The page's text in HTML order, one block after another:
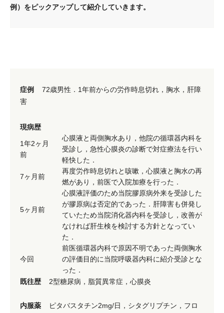
例）をピックアップして紹介していきます。
症例 72歳男性．1年前からの労作時息切れ，胸水，肝障
害
現病歴
1年2ヶ月
前
心膜液と両側胸水あり，他院の循環器内科を
受診し，急性心膜炎の診断で対症療法を行い
軽快した．
7ヶ月前
再度労作時息切れと咳嗽，心膜液と胸水の再
燃があり，前医で入院加療を行った．
5ヶ月前
心膜液評価のため当院膠原病外来を受診した
が膠原病は否定的であった．肝障害も併発し
ていたため当院消化器内科を受診し，改善が
なければ肝生検を検討する方針となってい
た．
今回
前医循環器内科で原因不明であった両側胸水
の評価目的に当院呼吸器内科に紹介受診とな
った．
既往歴 2型糖尿病，脂質異常症，心膜炎
内服薬 ピタバスタチン2mg/日，シタグリプチン，フロ